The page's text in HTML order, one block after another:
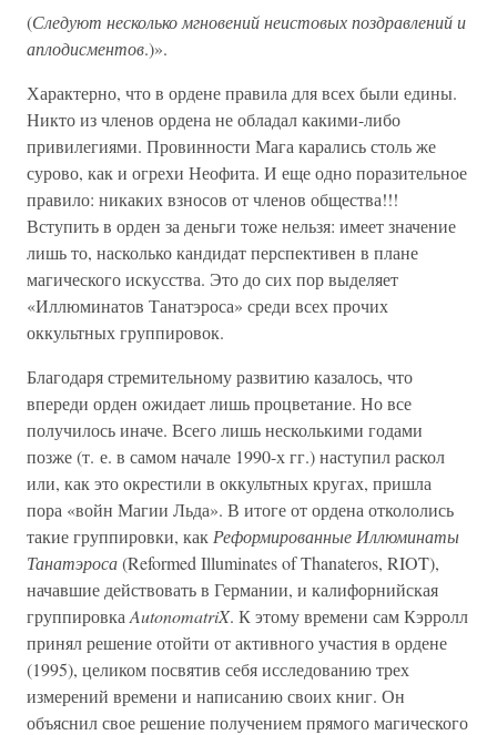
(Следуют несколько мгновений неистовых поздравлений и
аплодисментов.)».
Характерно, что в ордене правила для всех были едины.
Никто из членов ордена не обладал какими-либо
привилегиями. Провинности Мага карались столь же
сурово, как и огрехи Неофита. И еще одно поразительное
правило: никаких взносов от членов общества!!!
Вступить в орден за деньги тоже нельзя: имеет значение
лишь то, насколько кандидат перспективен в плане
магического искусства. Это до сих пор выделяет
«Иллюминатов Танатэроса» среди всех прочих
оккультных группировок.
Благодаря стремительному развитию казалось, что
впереди орден ожидает лишь процветание. Но все
получилось иначе. Всего лишь несколькими годами
позже (т. е. в самом начале 1990-х гг.) наступил раскол
или, как это окрестили в оккультных кругах, пришла
пора «войн Магии Льда». В итоге от ордена откололись
такие группировки, как Реформированные Иллюминаты
Танатэроса(Reformed Illuminates of Thanateros, RIOT),
начавшие действовать в Германии, и калифорнийская
группировка AutonomatriX. К этому времени сам Кэрролл
принял решение отойти от активного участия в ордене
(1995), целиком посвятив себя исследованию трех
измерений времени и написанию своих книг. Он
объяснил свое решение получением прямого магического